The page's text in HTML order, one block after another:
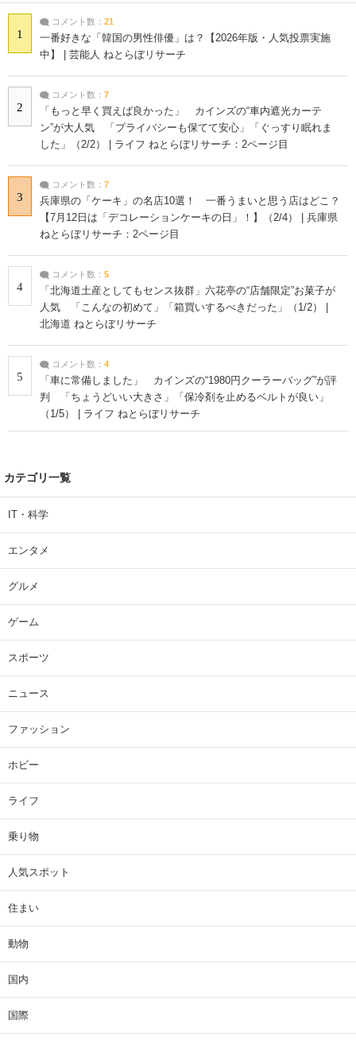
1
コメント数： 21
一番好きな「韓国の男性俳優」は？【2026年版・人気投票実施
中】 | 芸能人 ねとらぼリサーチ
2
コメント数： 7
「もっと早く買えば良かった」 カインズの“車内遮光カーテ
ン”が大人気 「プライバシーも保てて安心」「ぐっすり眠れま
した」（2/2） | ライフ ねとらぼリサーチ：2ページ目
3
コメント数： 7
兵庫県の「ケーキ」の名店10選！ 一番うまいと思う店はどこ？
【7月12日は「デコレーションケーキの日」！】（2/4） | 兵庫県
ねとらぼリサーチ：2ページ目
4
コメント数： 5
「北海道土産としてもセンス抜群」六花亭の“店舗限定”お菓子が
人気 「こんなの初めて」「箱買いするべきだった」（1/2） |
北海道 ねとらぼリサーチ
5
コメント数： 4
「車に常備しました」 カインズの“1980円クーラーバッグ”が評
判 「ちょうどいい大きさ」「保冷剤を止めるベルトが良い」
（1/5） | ライフ ねとらぼリサーチ
カテゴリ一覧
IT・科学
エンタメ
グルメ
ゲーム
スポーツ
ニュース
ファッション
ホビー
ライフ
乗り物
人気スポット
住まい
動物
国内
国際